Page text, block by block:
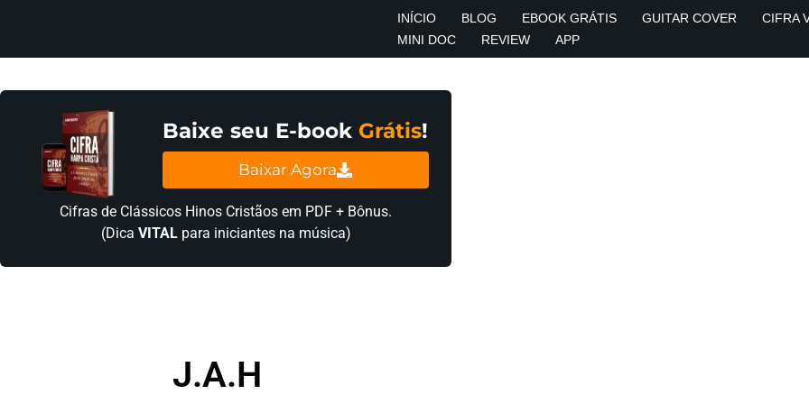
INÍCIO BLOG EBOOK GRÁTIS GUITAR COVER CIFRA
MINI DOC
REVIEW APP
EBOOK
GRÁTIS
COVER
Baixe seu E-book Grátis!
Baixar Agora
Cifras de Clássicos Hinos Cristãos em PDF + Bônus.
(Dica VITALpara iniciantes na música)
J.A.H